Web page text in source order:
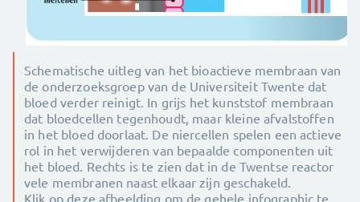
Schematische uitleg van het bioactieve membraan van
de onderzoeksgroep van de Universiteit Twente dat
bloed verder reinigt. In grijs het kunststof membraan
dat bloedcellen tegenhoudt, maar kleine afvalstoffen
in het bloed doorlaat. De niercellen spelen een actieve
rol in het verwijderen van bepaalde componenten uit
het bloed. Rechts is te zien dat in de Twentse reactor
vele membranen naast elkaar zijn geschakeld.
Klik op deze afbeelding om de gehele infographic te